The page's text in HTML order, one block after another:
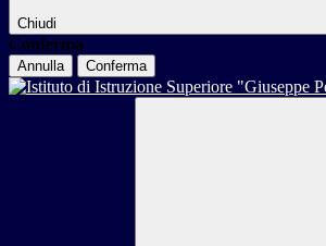
Chiudi
Conferma
Annulla Conferma